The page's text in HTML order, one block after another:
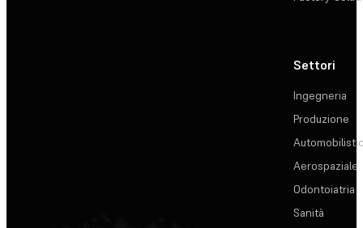
Settori
Ingegneria
Produzione
Aerospaziale
Odontoiatria
Sanità